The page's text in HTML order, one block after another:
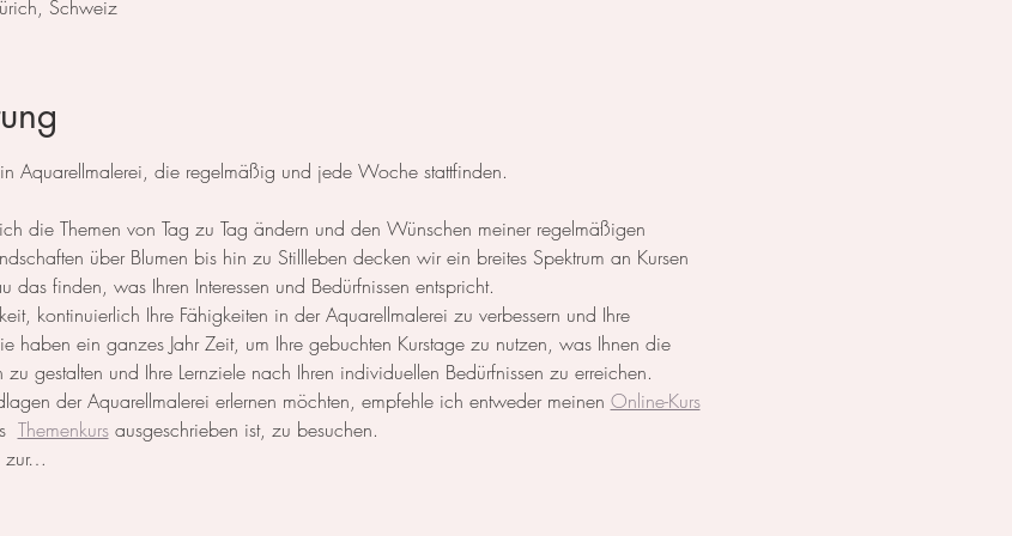
Schweiz
Aquarellmalerei, die regelmäßig und jede Woche stattfinden.
die Themen von Tag zu Tag ändern und den Wünschen meiner regelmäßigen
über Blumen bis hin zu Stillleben decken wir ein breites Spektrum an Kursen
finden, was Ihren Interessen und Bedürfnissen entspricht.
kontinuierlich Ihre Fähigkeiten in der Aquarellmalerei zu verbessern und Ihre
haben ein ganzes Jahr Zeit, um Ihre gebuchten Kurstage zu nutzen, was Ihnen die
gestalten und Ihre Lernziele nach Ihren individuellen Bedürfnissen zu erreichen.
der Aquarellmalerei erlernen möchten, empfehle ich entweder meinen Online-Kurs
Themenkurs ausgeschrieben ist, zu besuchen.
zur…